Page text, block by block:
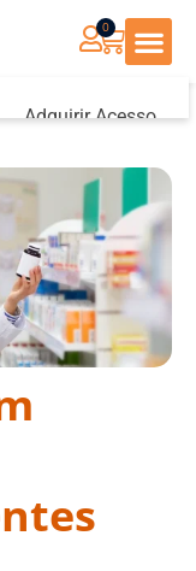
Adquirir Acesso
0